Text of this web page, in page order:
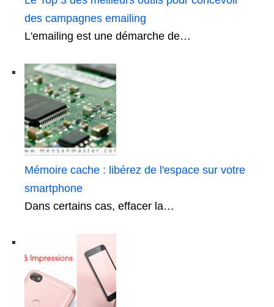
des campagnes emailing
L'emailing est une démarche de…
Mémoire cache : libérez de l'espace sur votre
smartphone
Dans certains cas, effacer la…